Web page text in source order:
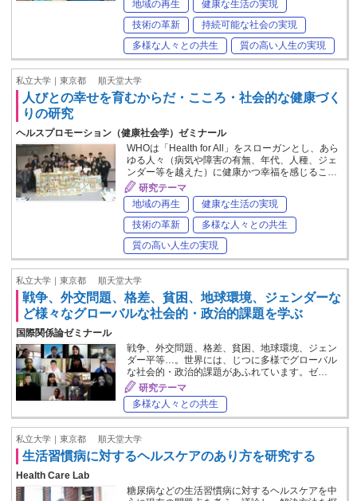
地域の再生
健康な生活の実現
技術の革新
持続可能な社会の実現
多様な人々との共生
質の高い人生の実現
私立大学｜東京都 順天堂大学
人びとの幸せを育むからだ・こころ・社会的な健康づく
りの研究
ヘルスプロモーション（健康社会学）ゼミナール
WHOは「Health for All」をスローガンとし、あら
ゆる人々（病気や障害の有無、年代、人種、ジェ
ンダー等を越えた）に健康かつ幸福を感じるこ…
研究テーマ
地域の再生
健康な生活の実現
技術の革新
多様な人々との共生
質の高い人生の実現
私立大学｜東京都 順天堂大学
戦争、外交問題、格差、貧困、地球環境、ジェンダーな
ど様々なグローバルな社会的・政治的課題を学ぶ
国際関係論ゼミナール
戦争、外交問題、格差、貧困、地球環境、ジェン
ダー平等…。世界には、じつに多様でグローバル
な社会的・政治的課題があふれています。ゼ…
研究テーマ
多様な人々との共生
私立大学｜東京都 順天堂大学
生活習慣病に対するヘルスケアのあり方を研究する
Health Care Lab
糖尿病などの生活習慣病に対するヘルスケアを中